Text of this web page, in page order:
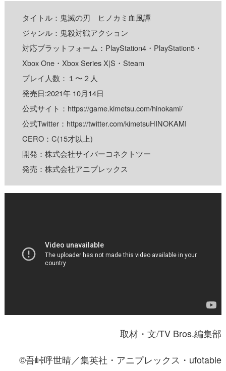
タイトル：鬼滅の刃 ヒノカミ血風譚
ジャンル：鬼殺対戦アクション
対応プラットフォーム：PlayStation4・PlayStation5・
Xbox One・Xbox Series X|S・Steam
プレイ人数：１〜２人
発売日:2021年 10月14日
公式サイト： https://game.kimetsu.com/hinokami/
公式Twitter： https://twitter.com/kimetsuHINOKAMI
CERO：C(15才以上)
開発：株式会社サイバーコネクトツー
発売：株式会社アニプレックス
取材・文/TV Bros.編集部
©吾峠呼世晴／集英社・アニプレックス・ufotable